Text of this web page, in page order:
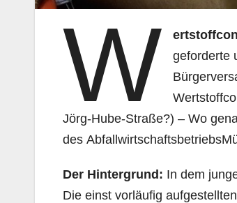
W
geforderte
Jörg-Hube-Straße?) – Wo
des
Der Hintergrund: In dem
Die einst vorläufig